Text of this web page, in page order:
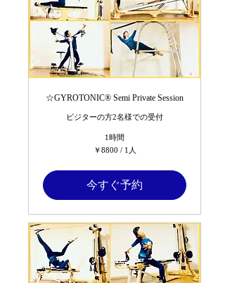
☆GYROTONIC®︎ Semi Private Session
ビジターの方2名様での受付
1時間
人
￥8800 / 1人
今すぐ予約